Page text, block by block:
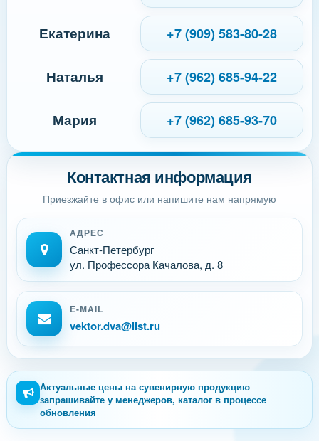
Контактная информация
Приезжайте в офис или напишите нам напрямую
АДРЕС
Санкт-Петербург
ул. Профессора Качалова, д. 8
E-MAIL
vektor.dva@list.ru
Екатерина +7 (909) 583-80-28
Наталья +7 (962) 685-94-22
Мария +7 (962) 685-93-70
Актуальные цены на сувенирную продукцию
запрашивайте у менеджеров, каталог в процессе
обновления